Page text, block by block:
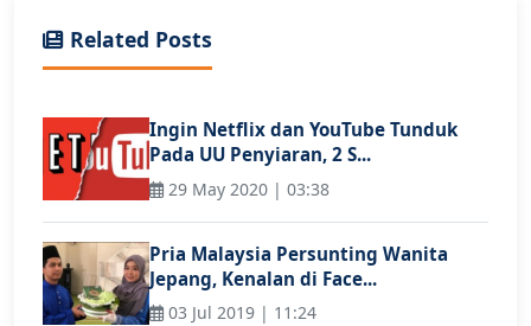
Related Posts
Ingin Netflix dan YouTube Tunduk
Pada UU Penyiaran, 2 S...
29 May 2020 | 03:38
Pria Malaysia Persunting Wanita
Jepang, Kenalan di Face...
03 Jul 2019 | 11:24